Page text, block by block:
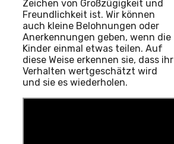
Zeichen von Großzügigkeit und
Freundlichkeit ist. Wir können
auch kleine Belohnungen oder
Anerkennungen geben, wenn die
Kinder einmal etwas teilen. Auf
diese Weise erkennen sie, dass ihr
Verhalten wertgeschätzt wird
und sie es wiederholen.